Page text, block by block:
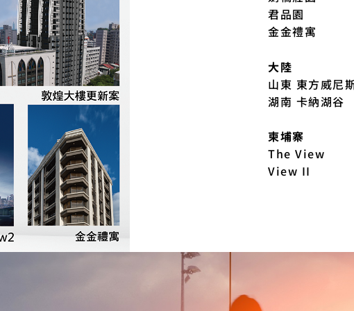
君品園
金金禮寓
大陸
山東 東方威尼
湖南 卡納湖谷
柬埔寨
The View
View II